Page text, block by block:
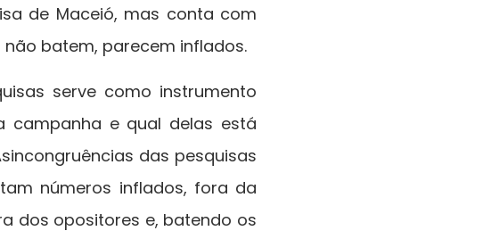
de Maceió, mas conta com
batem, parecem inflados.
serve como instrumento
campanha e qual delas está
das pesquisas
números inflados, fora da
dos opositores e, batendo os